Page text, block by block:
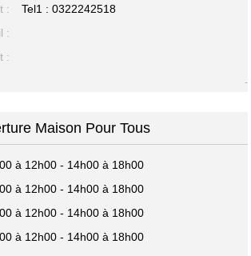
:
Tel1 :0322242518
:
:
-
Maison Pour Tous
à 12h00 - 14h00 à 18h00
à 12h00 - 14h00 à 18h00
à 12h00 - 14h00 à 18h00
à 12h00 - 14h00 à 18h00